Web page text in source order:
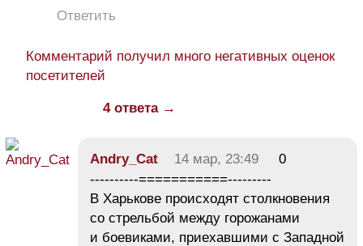
Ответить
Комментарий получил много негативных оценок
посетителей
4 ответа →
Andry_Cat 14 мар, 23:49
0
----------===========---------
В Харькове происходят столкновения
со стрельбой между горожанами
и боевиками, приехавшими с Западной